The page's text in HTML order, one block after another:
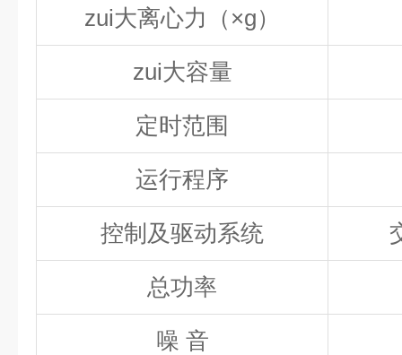
zui大离心力（×g）
zui大容量
定时范围
运行程序
控制及驱动系统
总功率
噪 音